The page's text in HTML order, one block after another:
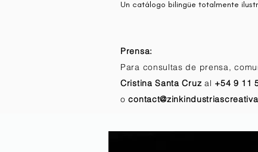
Un catálogo bilingüe totalmente
Prensa:
Para consultas de prensa,
Cristina Santa Cruz al +54 9 11
o